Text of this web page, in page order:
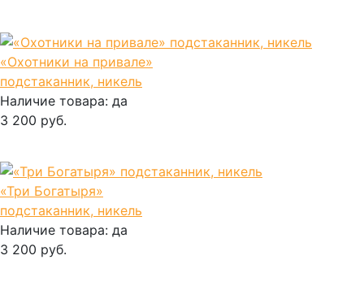
«Охотники на привале»
подстаканник, никель
Наличие товара: да
3 200 руб.
«Три Богатыря»
подстаканник, никель
Наличие товара: да
3 200 руб.